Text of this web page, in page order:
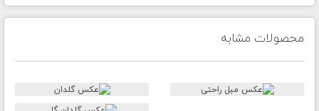
محصولات مشابه